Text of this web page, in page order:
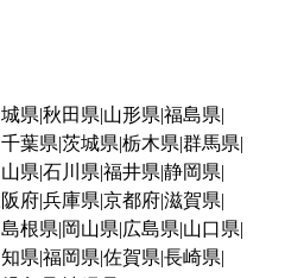
県 秋田県 山形県 福島県
千葉県 茨城県 栃木県 群馬県
県 石川県 福井県 静岡県
府兵庫県 京都府滋賀県
島根県 岡山県 広島県 山口県
県 福岡県 佐賀県 長崎県